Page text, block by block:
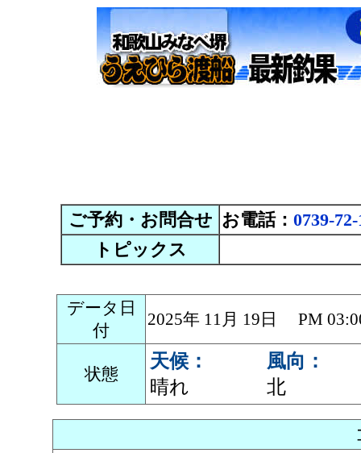
ご予約・お問合せ お電話： 0739-
トピックス
データ日
付
2025年 11月 19日 PM
状態
天候：
晴れ
風向：
北